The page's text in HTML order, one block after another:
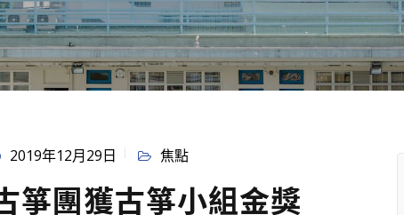
2019年12月29日 焦點
箏團獲古箏小組金獎